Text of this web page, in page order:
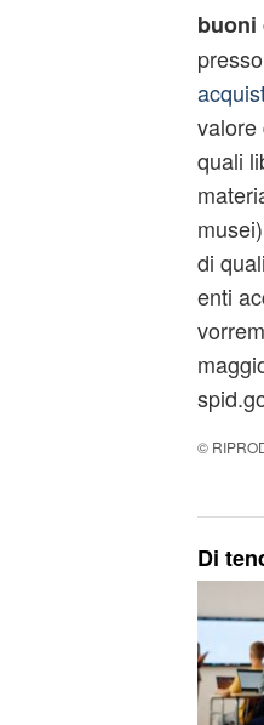
buoni
valore
quali
di
enti
©
Di